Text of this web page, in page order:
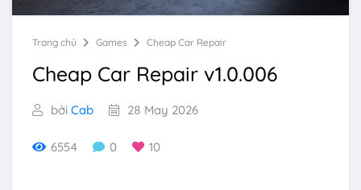
Trang chủ Games Cheap Car Repair
Cheap Car Repair v1.0.006
bởi Cab 28 May 2026
6554 0 10